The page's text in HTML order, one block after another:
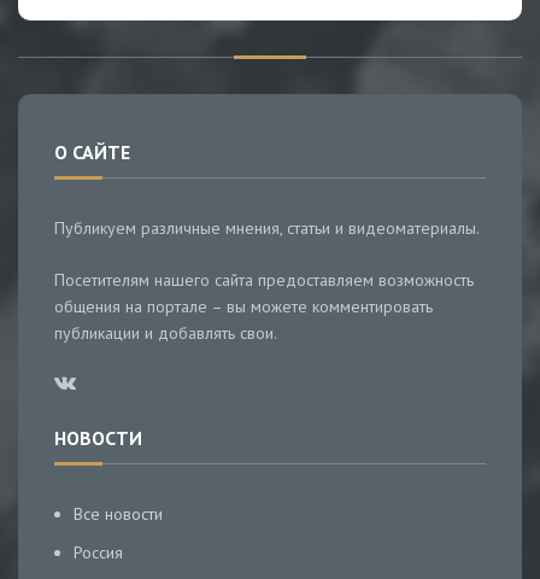
О САЙТЕ
Публикуем различные мнения, статьи и видеоматериалы.
Посетителям нашего сайта предоставляем возможность
общения на портале – вы можете комментировать
публикации и добавлять свои.
НОВОСТИ
Все новости
Россия